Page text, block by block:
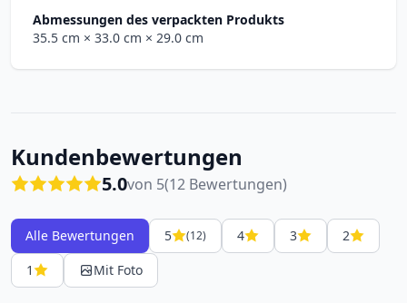
Abmessungen des verpackten Produkts
35.5 cm × 33.0 cm × 29.0 cm
Kundenbewertungen
5.0von 5(12 Bewertungen)
Alle Bewertungen 5 (12) 4 3
2
1
Mit Foto